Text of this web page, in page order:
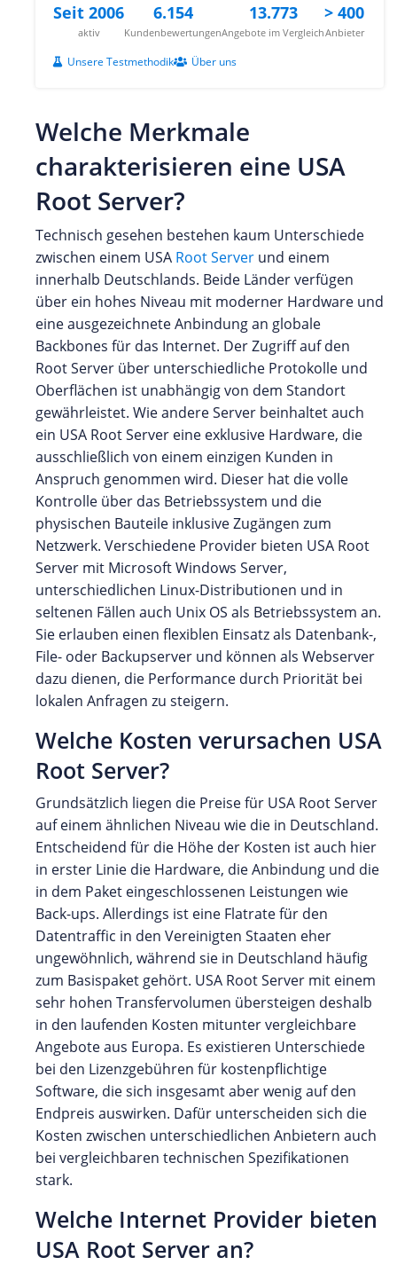
Seit 2006
aktiv
6.154
Kundenbewertungen
13.773
Angebote im Vergleich
> 400
Anbieter
Unsere Testmethodik Über uns
Welche Merkmale
charakterisieren eine USA
Root Server?
Technisch gesehen bestehen kaum Unterschiede
zwischen einem USA Root Server und einem
innerhalb Deutschlands. Beide Länder verfügen
über ein hohes Niveau mit moderner Hardware und
eine ausgezeichnete Anbindung an globale
Backbones für das Internet. Der Zugriff auf den
Root Server über unterschiedliche Protokolle und
Oberflächen ist unabhängig von dem Standort
gewährleistet. Wie andere Server beinhaltet auch
ein USA Root Server eine exklusive Hardware, die
ausschließlich von einem einzigen Kunden in
Anspruch genommen wird. Dieser hat die volle
Kontrolle über das Betriebssystem und die
physischen Bauteile inklusive Zugängen zum
Netzwerk. Verschiedene Provider bieten USA Root
Server mit Microsoft Windows Server,
unterschiedlichen Linux-Distributionen und in
seltenen Fällen auch Unix OS als Betriebssystem an.
Sie erlauben einen flexiblen Einsatz als Datenbank-,
File- oder Backupserver und können als Webserver
dazu dienen, die Performance durch Priorität bei
lokalen Anfragen zu steigern.
Welche Kosten verursachen USA
Root Server?
Grundsätzlich liegen die Preise für USA Root Server
auf einem ähnlichen Niveau wie die in Deutschland.
Entscheidend für die Höhe der Kosten ist auch hier
in erster Linie die Hardware, die Anbindung und die
in dem Paket eingeschlossenen Leistungen wie
Back-ups. Allerdings ist eine Flatrate für den
Datentraffic in den Vereinigten Staaten eher
ungewöhnlich, während sie in Deutschland häufig
zum Basispaket gehört. USA Root Server mit einem
sehr hohen Transfervolumen übersteigen deshalb
in den laufenden Kosten mitunter vergleichbare
Angebote aus Europa. Es existieren Unterschiede
bei den Lizenzgebühren für kostenpflichtige
Software, die sich insgesamt aber wenig auf den
Endpreis auswirken. Dafür unterscheiden sich die
Kosten zwischen unterschiedlichen Anbietern auch
bei vergleichbaren technischen Spezifikationen
stark.
Welche Internet Provider bieten
USA Root Server an?